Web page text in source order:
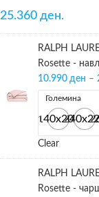
25.360 ден.
RALPH
Rosette -
10.990 ден –
Големина
140x200
Clear
RALPH
Rosette -